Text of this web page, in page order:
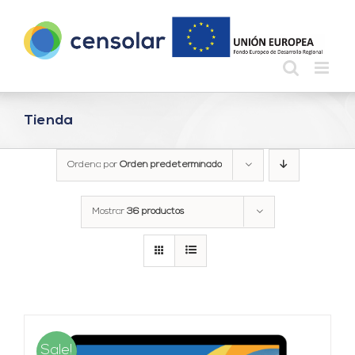
contenido
Tienda
Ordena por Orden predeterminado
Mostrar 36 productos
Sale!